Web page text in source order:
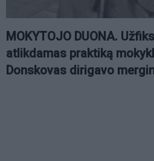
MOKYTOJO DUONA.
atlikdamas praktiką
Donskovas dirigavo